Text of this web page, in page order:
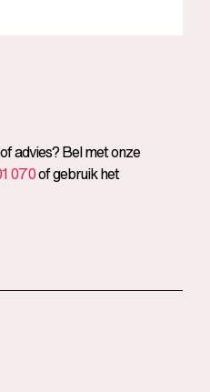
advies? Bel met onze
070of gebruik het